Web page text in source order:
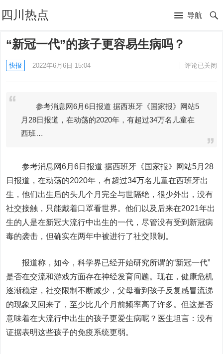
四川热点 导航
“新冠一代”的孩子更容易生病吗？
快报 2022年6月6日 15:04 评论已关闭
参考消息网6月6日报道 据西班牙《国家报》网站5
月28日报道，在动荡的2020年，有超过34万名儿童在
西班…
参考消息网6月6日报道 据西班牙《国家报》网站5月28
日报道，在动荡的2020年，有超过34万名儿童在西班牙出
生，他们出生后的头几个月完全与世隔绝，很少外出，没有
社交接触，只能戴着口罩看世界。他们以及后来在2021年出
生的人是在新冠大流行中出生的一代，尽管没有受到新冠病
毒的袭击，但确实在两年中被进行了社交限制。
报道称，如今，科学界已经开始研究所谓的“新冠一代”
是否在交流和游戏方面存在神经发育问题。现在，健康危机
逐渐稳定，社交限制不断减少，父母看到孩子反复感冒流涕
的现象又回来了，至少比几个月前频率高了许多。但这是否
意味着在大流行中出生的孩子更爱生病呢？医生坦言：没有
证据表明这些孩子的免疫系统更弱。